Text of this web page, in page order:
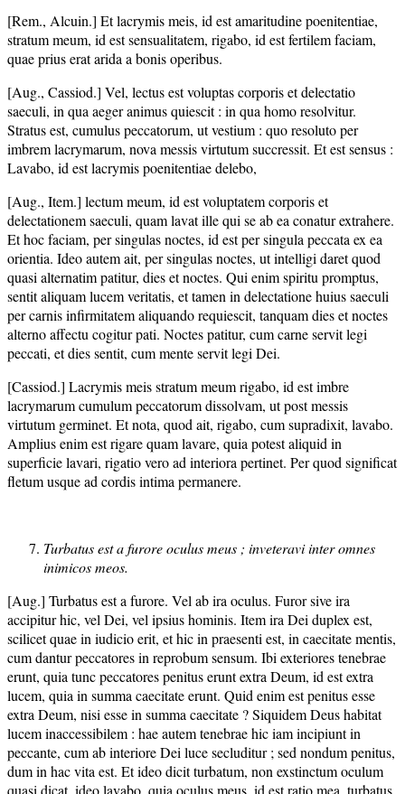
[Rem., Alcuin.] Et lacrymis meis, id est amaritudine poenitentiae,
stratum meum, id est sensualitatem, rigabo, id est fertilem faciam,
quae prius erat arida a bonis operibus.
[Aug., Cassiod.] Vel, lectus est voluptas corporis et delectatio
saeculi, in qua aeger animus quiescit : in qua homo resolvitur.
Stratus est, cumulus peccatorum, ut vestium : quo resoluto per
imbrem lacrymarum, nova messis virtutum succressit. Et est sensus :
Lavabo, id est lacrymis poenitentiae delebo,
[Aug., Item.] lectum meum, id est voluptatem corporis et
delectationem saeculi, quam lavat ille qui se ab ea conatur extrahere.
Et hoc faciam, per singulas noctes, id est per singula peccata ex ea
orientia. Ideo autem ait, per singulas noctes, ut intelligi daret quod
quasi alternatim patitur, dies et noctes. Qui enim spiritu promptus,
sentit aliquam lucem veritatis, et tamen in delectatione huius saeculi
per carnis infirmitatem aliquando requiescit, tanquam dies et noctes
alterno affectu cogitur pati. Noctes patitur, cum carne servit legi
peccati, et dies sentit, cum mente servit legi Dei.
[Cassiod.] Lacrymis meis stratum meum rigabo, id est imbre
lacrymarum cumulum peccatorum dissolvam, ut post messis
virtutum germinet. Et nota, quod ait, rigabo, cum supradixit, lavabo.
Amplius enim est rigare quam lavare, quia potest aliquid in
superficie lavari, rigatio vero ad interiora pertinet. Per quod significat
fletum usque ad cordis intima permanere.
Turbatus est a furore oculus meus ; inveteravi inter omnes
inimicos meos.
[Aug.] Turbatus est a furore. Vel ab ira oculus. Furor sive ira
accipitur hic, vel Dei, vel ipsius hominis. Item ira Dei duplex est,
scilicet quae in iudicio erit, et hic in praesenti est, in caecitate mentis,
cum dantur peccatores in reprobum sensum. Ibi exteriores tenebrae
erunt, quia tunc peccatores penitus erunt extra Deum, id est extra
lucem, quia in summa caecitate erunt. Quid enim est penitus esse
extra Deum, nisi esse in summa caecitate ? Siquidem Deus habitat
lucem inaccessibilem : hae autem tenebrae hic iam incipiunt in
peccante, cum ab interiore Dei luce secluditur ; sed nondum penitus,
dum in hac vita est. Et ideo dicit turbatum, non exstinctum oculum
quasi dicat, ideo lavabo, quia oculus meus, id est ratio mea, turbatus